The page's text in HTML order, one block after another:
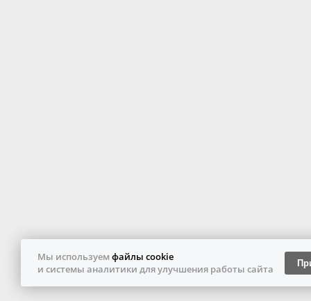
Мы используем файлы cookie
и системы аналитики для улучшения работы сайта